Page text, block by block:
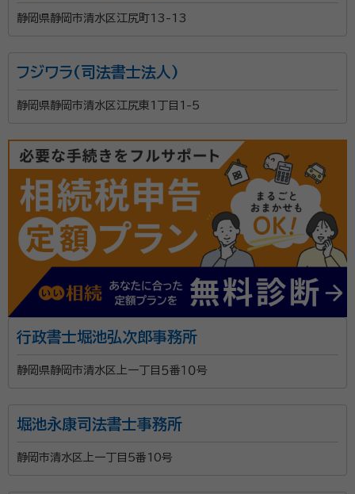
静岡県静岡市清水区江尻町13-13
フジワラ(司法書士法人)
静岡県静岡市清水区江尻東1丁目1-5
行政書士堀池弘次郎事務所
静岡県静岡市清水区上一丁目５番１０号
堀池永康司法書士事務所
静岡市清水区上一丁目5番10号